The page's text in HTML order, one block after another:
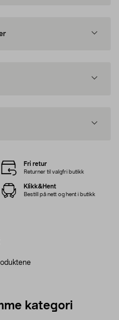
Fri retur
Returner til valgfri butikk
Klikk&Hent
Bestill på nett og hent i butikk
kategori